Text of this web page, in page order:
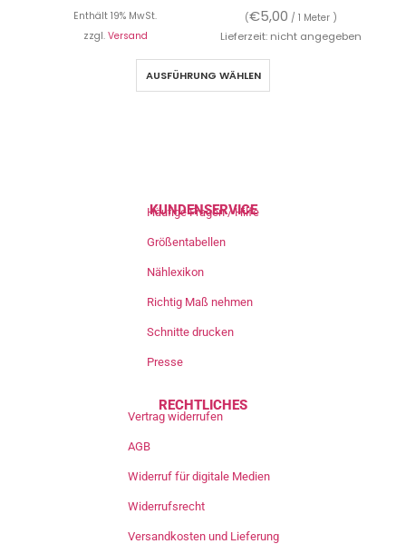
Enthält 19% MwSt. (€5,00 / 1 Meter )
zzgl. Versand Lieferzeit: nicht angegeben
AUSFÜHRUNG WÄHLEN
KUNDENSERVICE
Häufige Fragen / Hilfe
Größentabellen
Nählexikon
Richtig Maß nehmen
Schnitte drucken
Presse
RECHTLICHES
Vertrag widerrufen
AGB
Widerruf für digitale Medien
Widerrufsrecht
Versandkosten und Lieferung